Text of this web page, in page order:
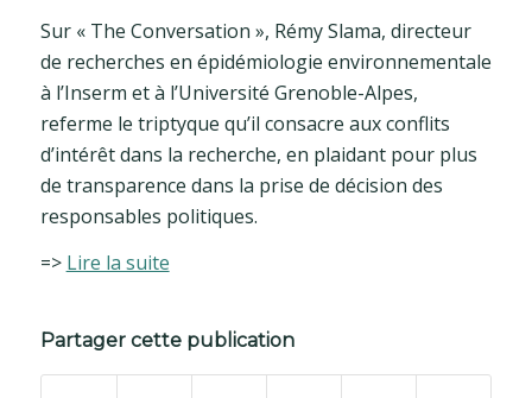
Sur « The Conversation », Rémy Slama, directeur
de recherches en épidémiologie environnementale
à l’Inserm et à l’Université Grenoble-Alpes,
referme le triptyque qu’il consacre aux conflits
d’intérêt dans la recherche, en plaidant pour plus
de transparence dans la prise de décision des
responsables politiques.
=> Lire la suite
Partager cette publication